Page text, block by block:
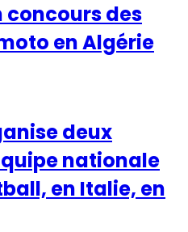
concours des
en Algérie
deux
nationale
en Italie, en